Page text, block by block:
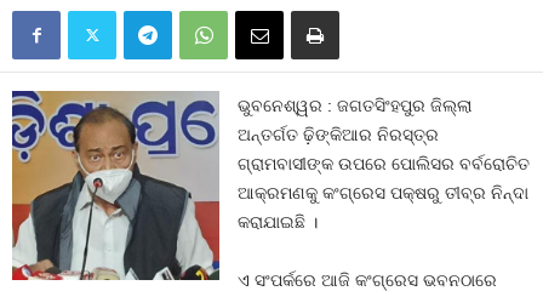
ଭୁବନେଶ୍ୱର : ଜଗତସିଂହପୁର ଜିଲ୍ଲା
ଅନ୍ତର୍ଗତ ଢ଼ିଙ୍କିଆର ନିରସ୍ତ୍ର
ଗ୍ରାମବାସୀଙ୍କ ଉପରେ ପୋଲିସର ବର୍ବରୋଚିତ
ଆକ୍ରମଣକୁ କଂଗ୍ରେସ ପକ୍ଷରୁ ତୀବ୍ର ନିନ୍ଦା
କରାଯାଇଛି ।
ଏ ସଂପର୍କରେ ଆଜି କଂଗ୍ରେସ ଭବନଠାରେ